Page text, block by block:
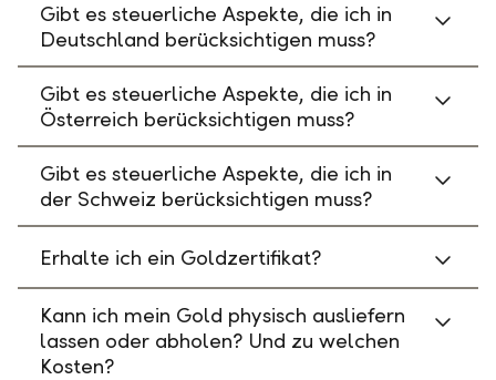
Gibt es steuerliche Aspekte, die ich in
Deutschland berücksichtigen muss?
Gibt es steuerliche Aspekte, die ich in
Österreich berücksichtigen muss?
Gibt es steuerliche Aspekte, die ich in
der Schweiz berücksichtigen muss?
Erhalte ich ein Goldzertifikat?
Kann ich mein Gold physisch ausliefern
lassen oder abholen? Und zu welchen
Kosten?